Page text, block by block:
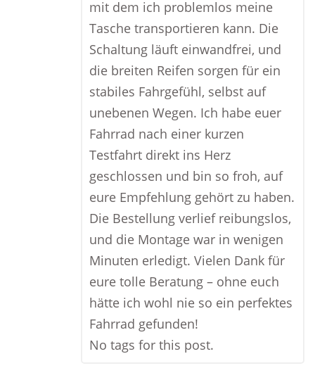
mit dem ich problemlos meine
Tasche transportieren kann. Die
Schaltung läuft einwandfrei, und
die breiten Reifen sorgen für ein
stabiles Fahrgefühl, selbst auf
unebenen Wegen. Ich habe euer
Fahrrad nach einer kurzen
Testfahrt direkt ins Herz
geschlossen und bin so froh, auf
eure Empfehlung gehört zu haben.
Die Bestellung verlief reibungslos,
und die Montage war in wenigen
Minuten erledigt. Vielen Dank für
eure tolle Beratung – ohne euch
hätte ich wohl nie so ein perfektes
Fahrrad gefunden!
No tags for this post.